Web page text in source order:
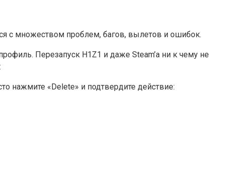
с множеством проблем, багов, вылетов и ошибок.
Перезапуск H1Z1 и даже Steam’а ни к чему не
нажмите «Delete» и подтвердите действие: